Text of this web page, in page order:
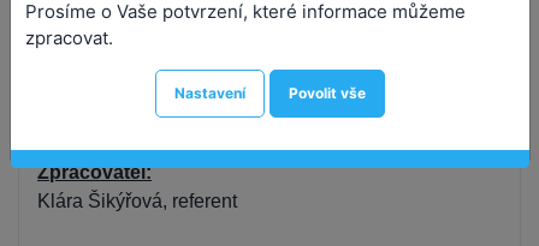
I N F O R M A T I V N Í Z P R Á V A
Mgr. Jan Čižinský, starosta
Zpracovatel:
Klára Šikýřová, referent
Prosíme o Vaše potvrzení, které informace můžeme
zpracovat.
Nastavení Povolit vše